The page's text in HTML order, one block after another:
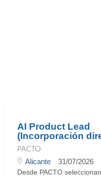
AI Product Lead
(Incorporación
PACTO
Alicante 31/07/2026
Desde PACTO